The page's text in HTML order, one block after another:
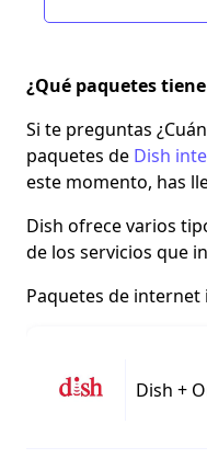
¿Qué paquetes
Si te preguntas
paquetes de Dish
este momento, has
Dish ofrece varios
de los servicios que
Paquetes de
Dish +